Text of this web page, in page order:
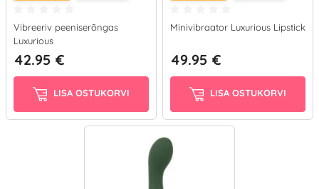
Vibreeriv peeniserõngas
Luxurious
42.95 €
LISA OSTUKORVI
Minivibraator Luxurious Lipstick
49.95 €
LISA OSTUKORVI